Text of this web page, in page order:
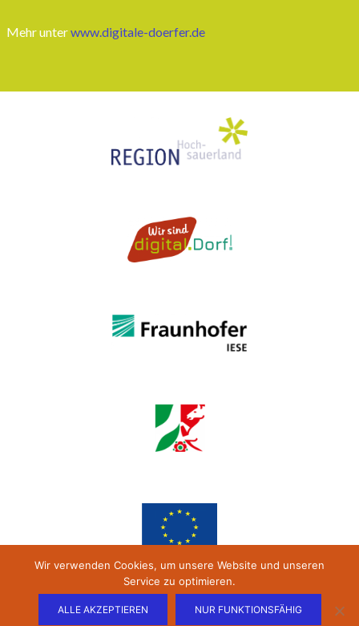
Mehr unterwww.digitale-doerfer.de
Wir verwenden Cookies, um unsere Website und unseren
Service zu optimieren.
ALLE AKZEPTIEREN NUR FUNKTIONSFÄHIG